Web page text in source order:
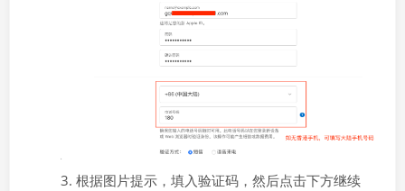
3. 根据图片提示，填入验证码，然后点击下方继续